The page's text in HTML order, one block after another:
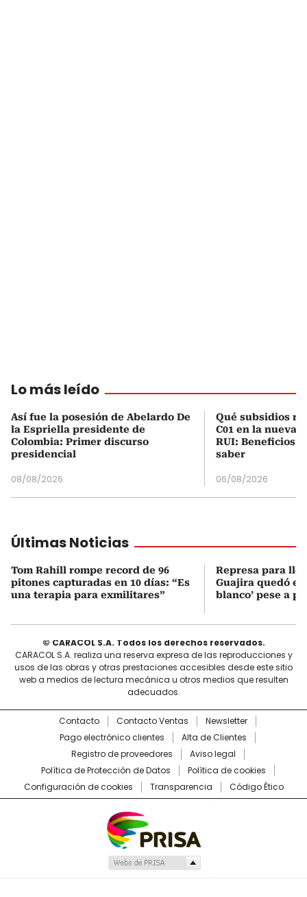
Lo más leído
Así fue la posesión de Abelardo De
la Espriella presidente de
Colombia: Primer discurso
presidencial
08/08/2026
Qué subsidios
C01 en la nueva
RUI: Beneficios
saber
06/08/2026
Últimas Noticias
Tom Rahill rompe record de 96
pitones capturadas en 10 días: “Es
una terapia para exmilitares”
Represa para
Guajira quedó en
blanco’ pese a
© CARACOL S.A. Todos los derechos reservados.
CARACOL S.A. realiza una reserva expresa de las reproducciones y
usos de las obras y otras prestaciones accesibles desde este sitio
web a medios de lectura mecánica u otros medios que resulten
adecuados.
Contacto Contacto Ventas
Newsletter
Pago electrónico clientes
Alta de Clientes
Registro de proveedores
Aviso legal
Política de Protección de Datos
Política de cookies
Configuración de cookies
Transparencia Código Ético